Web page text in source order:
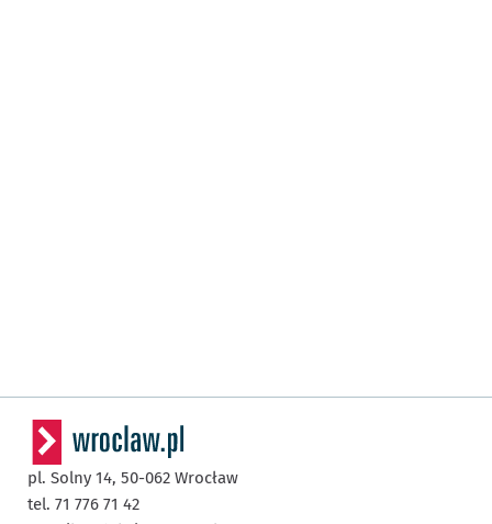
pl. Solny 14, 50-062 Wrocław
tel. 71 776 71 42